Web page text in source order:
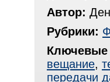
Автор:
Рубрики:
Ключевые
вещание,
передачи